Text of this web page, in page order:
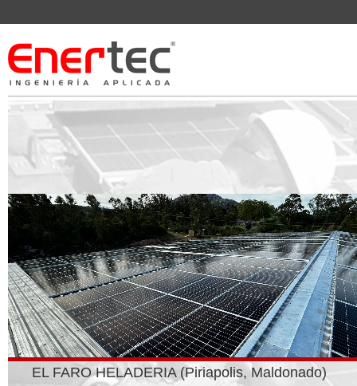
EL FARO HELADERIA (Piriapolis, Maldonado)